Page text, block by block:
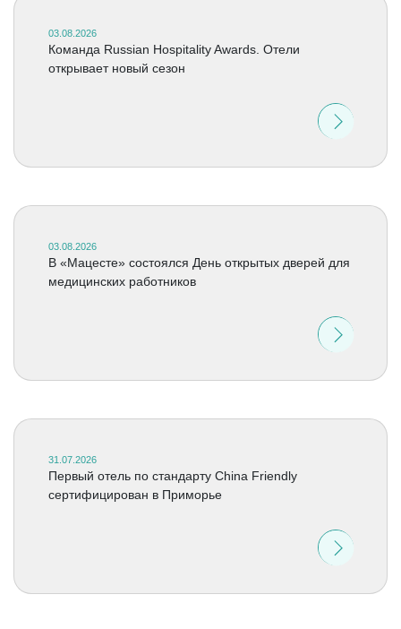
03.08.2026
Команда Russian Hospitality Awards. Отели
открывает новый сезон
03.08.2026
В «Мацесте» состоялся День открытых дверей для
медицинских работников
31.07.2026
Первый отель по стандарту China Friendly
сертифицирован в Приморье